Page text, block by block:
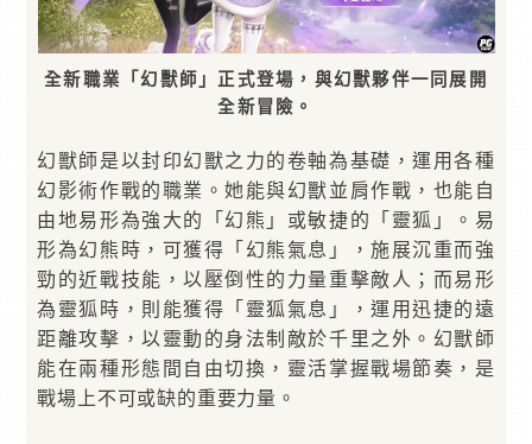
全新職業「幻獸師」正式登場，與幻獸夥伴一同展開
全新冒險。
幻獸師是以封印幻獸之力的卷軸為基礎，運用各種
幻影術作戰的職業。她能與幻獸並肩作戰，也能自
由地易形為強大的「幻熊」或敏捷的「靈狐」。易
形為幻熊時，可獲得「幻熊氣息」，施展沉重而強
勁的近戰技能，以壓倒性的力量重擊敵人；而易形
為靈狐時，則能獲得「靈狐氣息」，運用迅捷的遠
距離攻擊，以靈動的身法制敵於千里之外。幻獸師
能在兩種形態間自由切換，靈活掌握戰場節奏，是
戰場上不可或缺的重要力量。